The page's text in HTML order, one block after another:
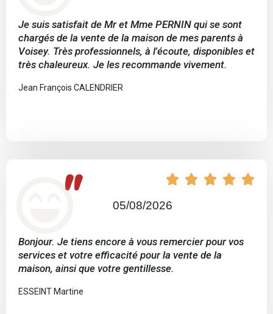
Je suis satisfait de Mr et Mme PERNIN qui se sont
chargés de la vente de la maison de mes parents à
Voisey. Très professionnels, à l'écoute, disponibles et
très chaleureux. Je les recommande vivement.
Jean François CALENDRIER
    
" 05/08/2026
Bonjour. Je tiens encore à vous remercier pour vos
services et votre efficacité pour la vente de la
maison, ainsi que votre gentillesse.
ESSEINT Martine